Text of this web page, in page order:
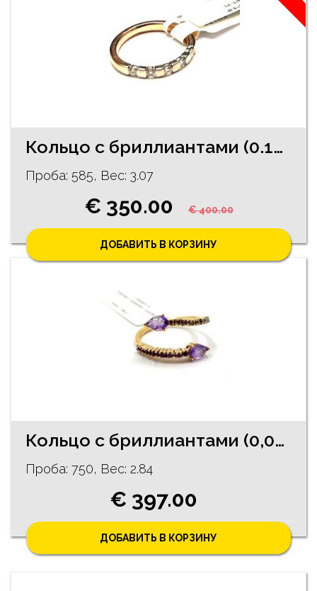
Кольцо с бриллиантами (0.15 ct) 4120-8353
Проба: 585, Bес: 3.07
€ 350.00€ 400.00
ДОБАВИТЬ В КОРЗИНУ
Кольцо с бриллиантами (0,06 ct ), аметистами и родолитами
Проба: 750, Bес: 2.84
€ 397.00
ДОБАВИТЬ В КОРЗИНУ